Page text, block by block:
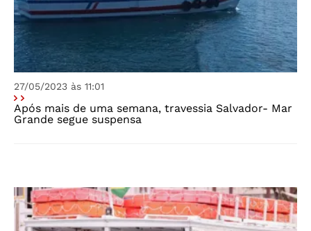
27/05/2023 às 11:01
Após mais de uma semana, travessia Salvador- Mar
Grande segue suspensa